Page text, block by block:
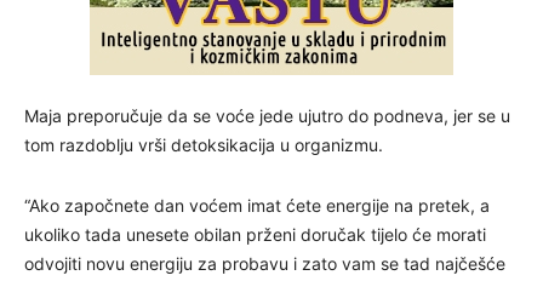
Maja preporučuje da se voće jede ujutro do podneva, jer se u
tom razdoblju vrši detoksikacija u organizmu.
“Ako započnete dan voćem imat ćete energije na pretek, a
ukoliko tada unesete obilan prženi doručak tijelo će morati
odvojiti novu energiju za probavu i zato vam se tad najčešće